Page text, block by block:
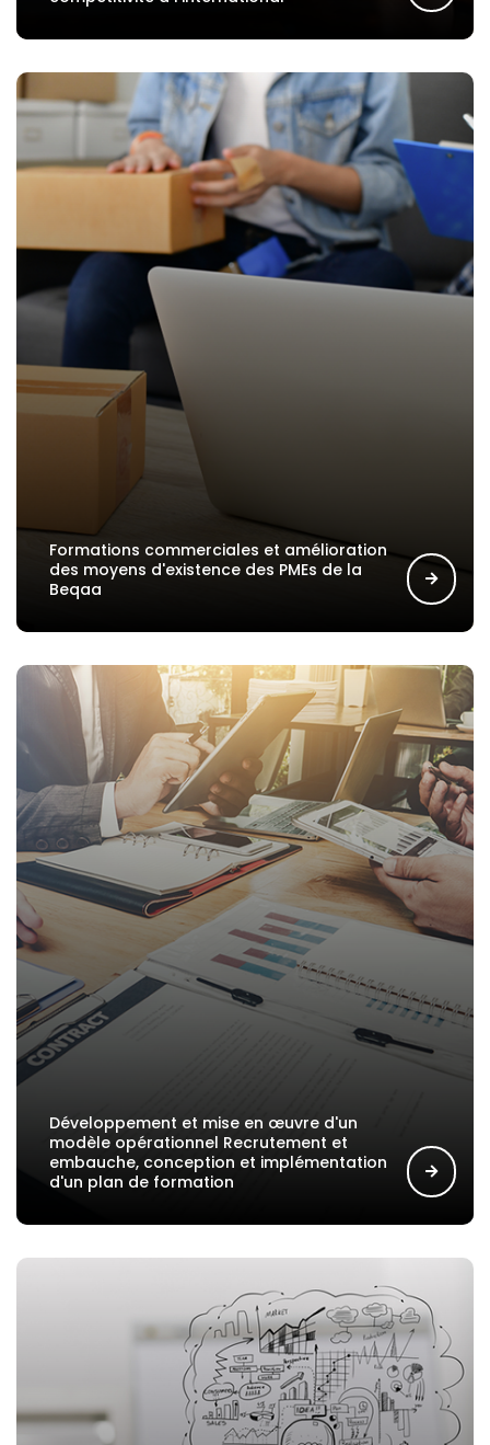
Formations commerciales et amélioration
des moyens d'existence des PMEs de la
Beqaa
Développement et mise en œuvre d'un
modèle opérationnel Recrutement et
embauche, conception et implémentation
d'un plan de formation